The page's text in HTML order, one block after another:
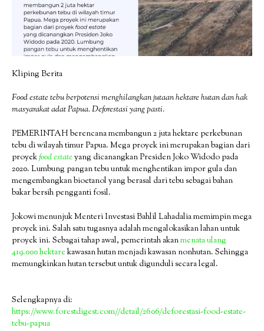
Kliping Berita
Food estate tebu berpotensi menghilangkan jutaan hektare hutan dan hak
masyarakat adat Papua. Deforestasi yang pasti.
PEMERINTAH berencana membangun 2 juta hektare perkebunan
tebu di wilayah timur Papua. Mega proyek ini merupakan bagian dari
proyekfood estate yang dicanangkan Presiden Joko Widodo pada
2020. Lumbung pangan tebu untuk menghentikan impor gula dan
mengembangkan bioetanol yang berasal dari tebu sebagai bahan
bakar bersih pengganti fosil.
Jokowi menunjuk Menteri Investasi Bahlil Lahadalia memimpin mega
proyek ini. Salah satu tugasnya adalah mengalokasikan lahan untuk
proyek ini. Sebagai tahap awal, pemerintah akanmenata ulang
419.000 hektarekawasan hutan menjadi kawasan nonhutan. Sehingga
memungkinkan hutan tersebut untuk digunduli secara legal.
Selengkapnya di:
https://www.forestdigest.com//detail/2606/deforestasi-food-estate-
tebu-papua